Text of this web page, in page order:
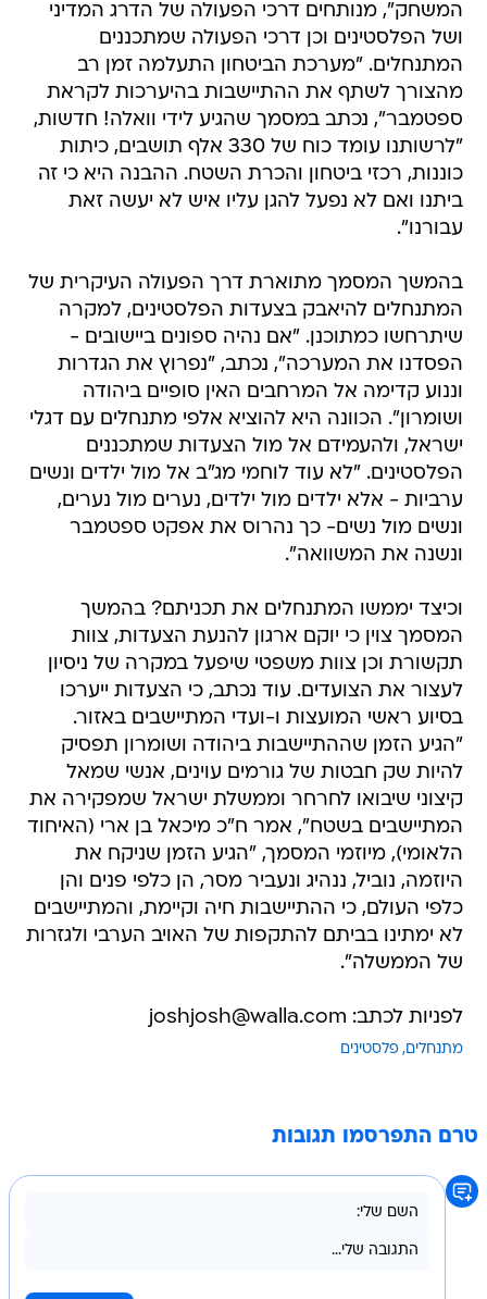
המשחק", מנותחים דרכי הפעולה של הדרג המדיני
ושל הפלסטינים וכן דרכי הפעולה שמתכננים
המתנחלים. "מערכת הביטחון התעלמה זמן רב
מהצורך לשתף את ההתיישבות בהיערכות לקראת
ספטמבר", נכתב במסמך שהגיע לידי וואלה! חדשות,
"לרשותנו עומד כוח של 330 אלף תושבים, כיתות
כוננות, רכזי ביטחון והכרת השטח. ההבנה היא כי זה
ביתנו ואם לא נפעל להגן עליו איש לא יעשה זאת
עבורנו".
בהמשך המסמך מתוארת דרך הפעולה העיקרית של
המתנחלים להיאבק בצעדות הפלסטינים, למקרה
שיתרחשו כמתוכנן. "אם נהיה ספונים ביישובים -
הפסדנו את המערכה", נכתב, "נפרוץ את הגדרות
וננוע קדימה אל המרחבים האין סופיים ביהודה
ושומרון". הכוונה היא להוציא אלפי מתנחלים עם דגלי
ישראל, ולהעמידם אל מול הצעדות שמתכננים
הפלסטינים. "לא עוד לוחמי מג"ב אל מול ילדים ונשים
ערביות - אלא ילדים מול ילדים, נערים מול נערים,
ונשים מול נשים- כך נהרוס את אפקט ספטמבר
ונשנה את המשוואה".
וכיצד יממשו המתנחלים את תכניתם? בהמשך
המסמך צוין כי יוקם ארגון להנעת הצעדות, צוות
תקשורת וכן צוות משפטי שיפעל במקרה של ניסיון
לעצור את הצועדים. עוד נכתב, כי הצעדות ייערכו
בסיוע ראשי המועצות ו-ועדי המתיישבים באזור.
"הגיע הזמן שההתיישבות ביהודה ושומרון תפסיק
להיות שק חבטות של גורמים עוינים, אנשי שמאל
קיצוני שיבואו לחרחר וממשלת ישראל שמפקירה את
המתיישבים בשטח", אמר ח"כ מיכאל בן ארי (האיחוד
הלאומי), מיוזמי המסמך, "הגיע הזמן שניקח את
היוזמה, נוביל, ננהיג ונעביר מסר, הן כלפי פנים והן
כלפי העולם, כי ההתיישבות חיה וקיימת, והמתיישבים
לא ימתינו בביתם להתקפות של האויב הערבי ולגזרות
של הממשלה".
לפניות לכתב: joshjosh@walla.com
מתנחלים פלסטינים
טרם התפרסמו תגובות